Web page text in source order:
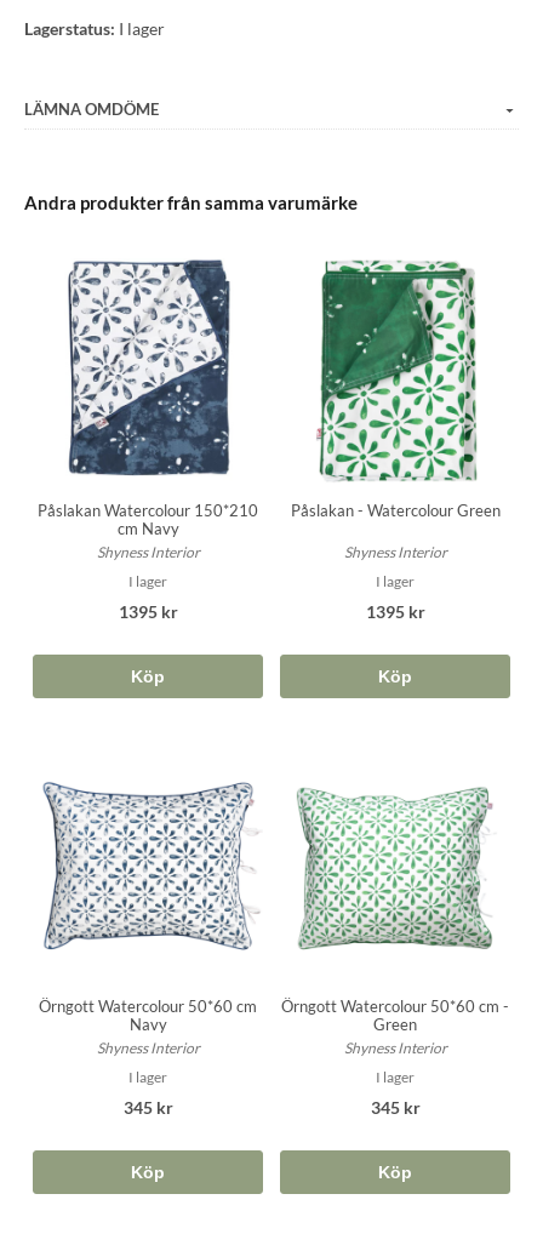
Lagerstatus: I lager
LÄMNA OMDÖME
Andra produkter från samma varumärke
Påslakan Watercolour 150*210
cm Navy
Shyness Interior
I lager
1395 kr
Köp
Påslakan - Watercolour Green
Shyness Interior
I lager
1395 kr
Köp
Örngott Watercolour 50*60 cm
Navy
Shyness Interior
I lager
345 kr
Köp
Örngott Watercolour 50*60 cm -
Green
Shyness Interior
I lager
345 kr
Köp